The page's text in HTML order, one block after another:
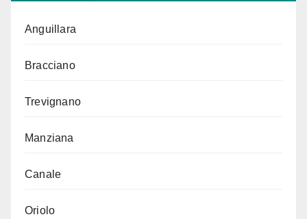
Anguillara
Bracciano
Trevignano
Manziana
Canale
Oriolo